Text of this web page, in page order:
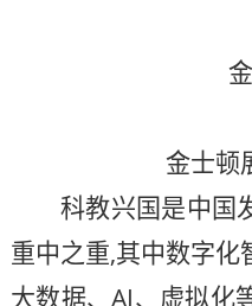
金士顿
科教兴国是中国
重中之重,其中数字化
大数据、AI、虚拟化